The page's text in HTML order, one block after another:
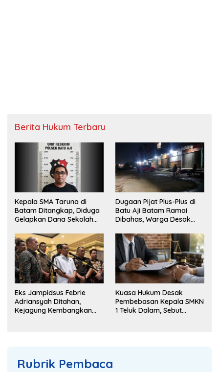
Berita Hukum Terbaru
Kepala SMA Taruna di
Batam Ditangkap, Diduga
Gelapkan Dana Sekolah
Dugaan Pijat Plus-Plus di
Batu Aji Batam Ramai
Dibahas, Warga Desak
Eks Jampidsus Febrie
Adriansyah Ditahan,
Kejagung Kembangkan
Kuasa Hukum Desak
Pembebasan Kepala SMKN
1 Teluk Dalam, Sebut
Rubrik Pembaca